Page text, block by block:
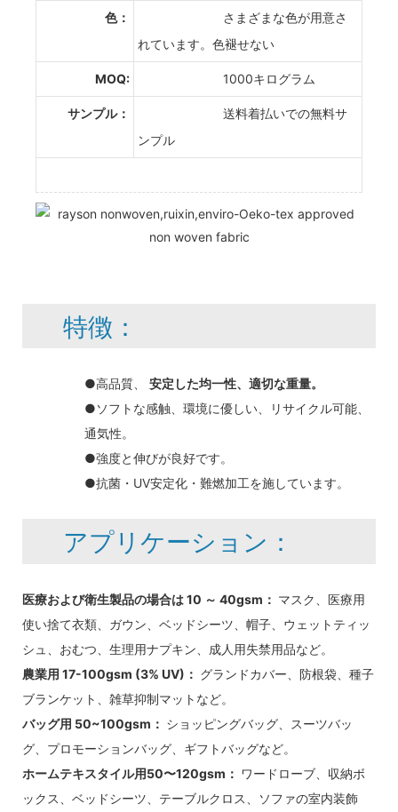
色：
さまざまな色が用意さ
れています。色褪せない
MOQ: 1000キログラム
サンプル：
送料着払いでの無料サ
ンプル
特徴：
●高品質、 安定した均一性、適切な重量。
●ソフトな感触、環境に優しい、リサイクル可能、
通気性。
●強度と伸びが良好です。
●抗菌・UV安定化・難燃加工を施しています。
アプリケーション：
医療および衛生製品の場合は 10 ～ 40gsm： マスク、医療用
使い捨て衣類、ガウン、ベッドシーツ、帽子、ウェットティッ
シュ、おむつ、生理用ナプキン、成人用失禁用品など。
農業用 17-100gsm (3% UV)： グランドカバー、防根袋、種子
ブランケット、雑草抑制マットなど。
バッグ用 50~100gsm： ショッピングバッグ、スーツバッ
グ、プロモーションバッグ、ギフトバッグなど。
ホームテキスタイル用50〜120gsm： ワードローブ、収納ボ
ックス、ベッドシーツ、テーブルクロス、ソファの室内装飾